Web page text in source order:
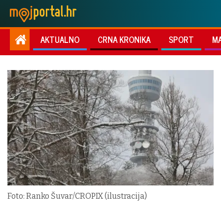
AKTUALNO CRNA KRONIKA SPORT
Foto: Ranko Šuvar/CROPIX (ilustracija)